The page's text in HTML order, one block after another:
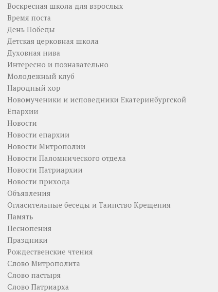
Воскресная школа для взрослых
Время поста
День Победы
Детская церковная школа
Духовная нива
Интересно и познавательно
Молодежный клуб
Народный хор
Новомученики и исповедники Екатеринбургской
Епархии
Новости
Новости епархии
Новости Митрополии
Новости Паломнического отдела
Новости Патриархии
Новости прихода
Объявления
Огласительные беседы и Таинство Крещения
Память
Песнопения
Праздники
Рождественские чтения
Слово Митрополита
Слово пастыря
Слово Патриарха